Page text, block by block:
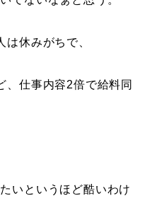
休みがちで、
、仕事内容2倍で給料同
いというほど酷いわけ